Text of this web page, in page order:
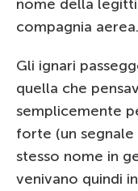
nome della
compagnia aerea.
Gli ignari
quella che
semplicemente
forte (un
stesso nome in
venivano quindi